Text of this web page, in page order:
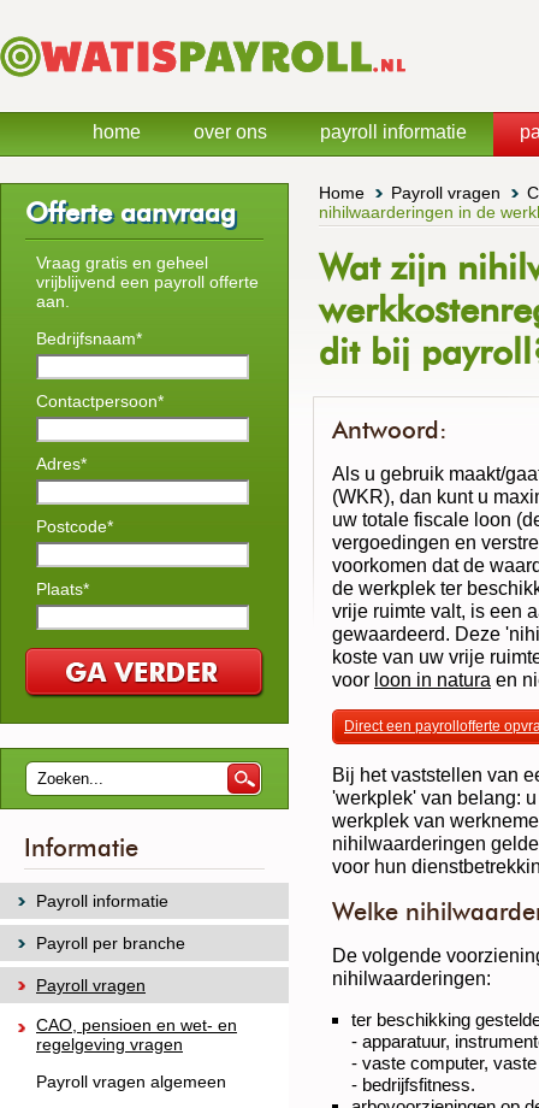
Home Payroll vragen
nihilwaarderingen in de
Wat zijn
dit bij
Antwoord:
Als u gebruik maakt/
(WKR), dan kunt u
uw totale fiscale loon
vergoedingen en
voorkomen dat de
de werkplek ter
vrije ruimte valt, is een
gewaardeerd. Deze
koste van uw vrije
voor loon in natura en
Direct een payrollofferte
Bij het vaststellen van
'werkplek' van belang:
werkplek van
nihilwaarderingen
voor hun
Welke
De volgende
nihilwaarderingen:
ter beschikking
- apparatuur,
- vaste computer,
- bedrijfsfitness.
Offerte aanvraag
Vraag gratis en geheel
vrijblijvend een payroll offerte
aan.
Bedrijfsnaam*
Contactpersoon*
Adres*
Postcode*
Plaats*
Informatie
Payroll informatie
Payroll per branche
Payroll vragen
CAO, pensioen en wet- en
regelgeving vragen
Payroll vragen algemeen
home over ons payroll informatie